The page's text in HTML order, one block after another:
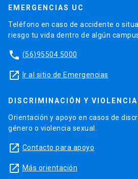
EMERGENCIAS UC
Teléfono en caso de accidente o
riesgo tu vida dentro de algún
phone (56)95504 5000
launch Ir al sitio de Emergencias
DISCRIMINACIÓN Y VIOLENCIA
Orientación y apoyo en casos de
género o violencia sexual.
launch Contacto para apoyo
launch Más orientación